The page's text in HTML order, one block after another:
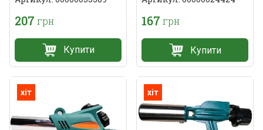
207 грн
Купити
167 грн
Купити
хіт хіт